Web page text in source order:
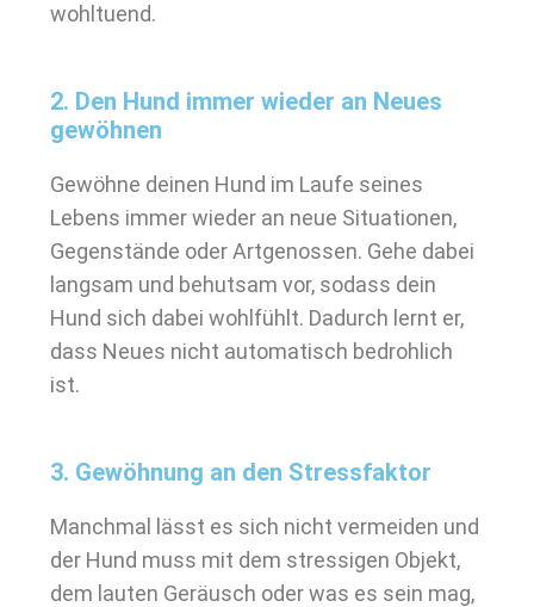
wohltuend.
2. Den Hund immer wieder an Neues
gewöhnen
Gewöhne deinen Hund im Laufe seines
Lebens immer wieder an neue Situationen,
Gegenstände oder Artgenossen. Gehe dabei
langsam und behutsam vor, sodass dein
Hund sich dabei wohlfühlt. Dadurch lernt er,
dass Neues nicht automatisch bedrohlich
ist.
3. Gewöhnung an den Stressfaktor
Manchmal lässt es sich nicht vermeiden und
der Hund muss mit dem stressigen Objekt,
dem lauten Geräusch oder was es sein mag,